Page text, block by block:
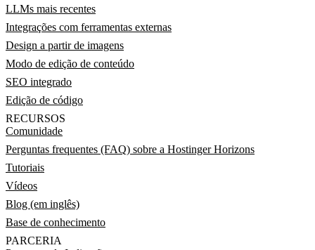
LLMs mais recentes
Integrações com ferramentas externas
Design a partir de imagens
Modo de edição de conteúdo
SEO integrado
Edição de código
RECURSOS
Comunidade
Perguntas frequentes (FAQ) sobre a Hostinger Horizons
Tutoriais
Vídeos
Blog (em inglês)
Base de conhecimento
PARCERIA